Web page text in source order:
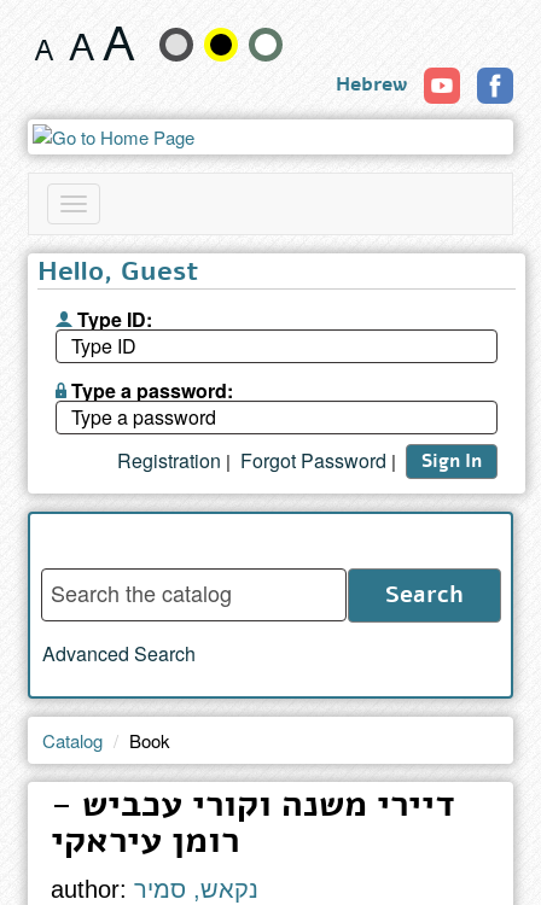
Change
size
and
color
Hebrew
Toggle
navigation
Hello, Guest
Type ID:
Type a password:
Sign In
|
Forgot Password
|
Registration
Enter
words
to
search
catalog
Search
Advanced Search
Catalog Book
דיירי משנה וקורי עכביש -
רומן עיראקי
author:נקאש, סמיר